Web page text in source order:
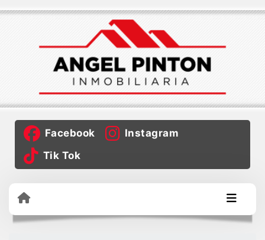
Facebook
Instagram
Tik Tok